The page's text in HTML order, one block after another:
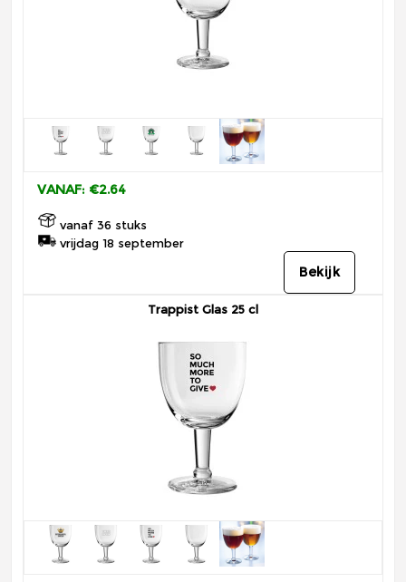
VANAF: €2.64
vanaf 36 stuks
vrijdag 18 september
Bekijk
Trappist Glas 25 cl